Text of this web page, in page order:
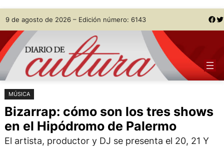
Saltar
al
contenido
Skip
to
content
9 de agosto de 2026 – Edición número: 6143 Facebook Twitter
MÚSICA
Bizarrap: cómo son los tres shows
en el Hipódromo de Palermo
El artista, productor y DJ se presenta el 20, 21 Y